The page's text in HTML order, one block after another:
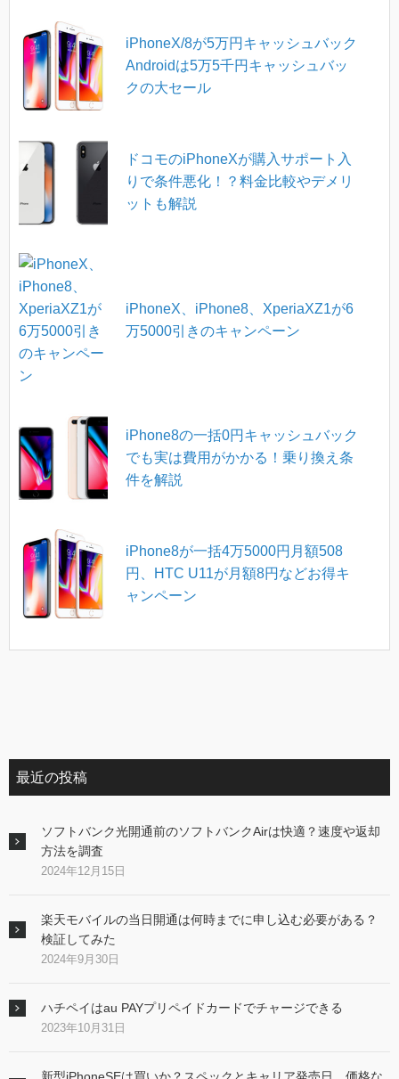
iPhoneX/8が5万円キャッシュバック
Androidは5万5千円キャッシュバッ
クの大セール
ドコモのiPhoneXが購入サポート入
りで条件悪化！？料金比較やデメリ
ットも解説
iPhoneX、iPhone8、XperiaXZ1が6
万5000引きのキャンペーン
iPhone8の一括0円キャッシュバック
でも実は費用がかかる！乗り換え条
件を解説
iPhone8が一括4万5000円月額508
円、HTC U11が月額8円などお得キ
ャンペーン
最近の投稿
ソフトバンク光開通前のソフトバンクAirは快適？速度や返却
方法を調査
2024年12月15日
楽天モバイルの当日開通は何時までに申し込む必要がある？
検証してみた
2024年9月30日
ハチペイはau PAYプリペイドカードでチャージできる
2023年10月31日